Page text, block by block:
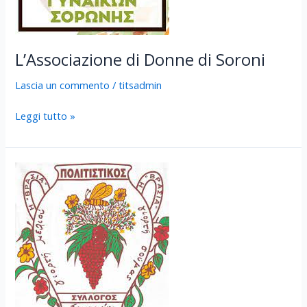
L’Associazione di Donne di Soroni
Lascia un commento /titsadmin
Leggi tutto »
Sianna
Associazione
Culturale
“La
Vrasia”